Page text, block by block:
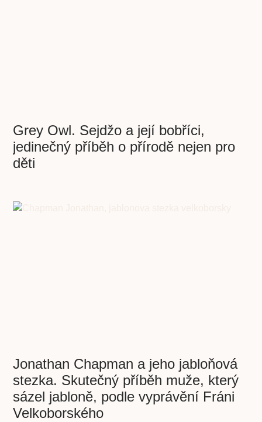
Grey Owl. Sejdžo a její bobříci,
jedinečný příběh o přírodě nejen pro
děti
Jonathan Chapman a jeho jabloňová
stezka. Skutečný příběh muže, který
sázel jabloně, podle vyprávění Fráni
Velkoborského